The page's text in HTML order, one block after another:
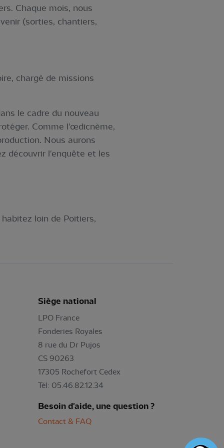
Chaque mois, nous
(sorties, chantiers,
chargé de missions
le cadre du nouveau
Comme l'œdicnème,
Nous aurons
découvrir l'enquête et les
habitez loin de Poitiers,
Siège national
LPO France
Fonderies Royales
8 rue du Dr Pujos
CS 90263
17305 Rochefort Cedex
Tél: 05.46.82.12.34
Besoin d'aide, une question ?
Contact & FAQ